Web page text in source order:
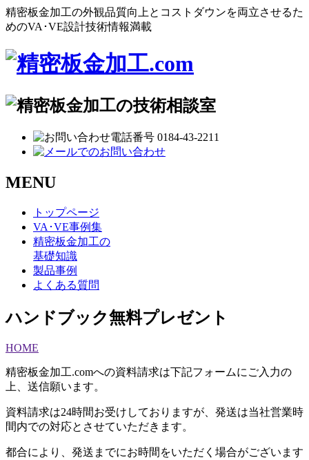
精密板金加工の外観品質向上とコストダウンを両立させるた
めのVA･VE設計技術情報満載
MENU
トップページ
VA･VE事例集
精密板金加工の
基礎知識
製品事例
よくある質問
ハンドブック無料プレゼント
HOME
精密板金加工.comへの資料請求は下記フォームにご入力の
上、送信願います。
資料請求は24時間お受けしておりますが、発送は当社営業時
間内での対応とさせていただきます。
都合により、発送までにお時間をいただく場合がございます